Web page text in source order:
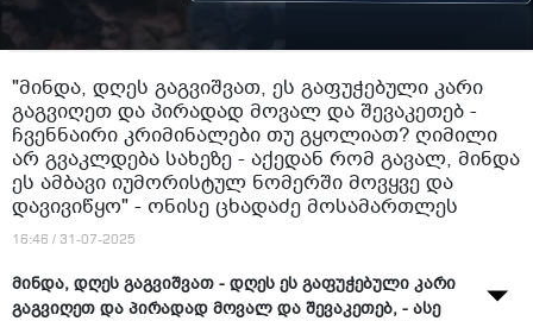
"მინდა, დღეს გაგვიშვათ, ეს გაფუჭებული კარი
გაგვიღეთ და პირადად მოვალ და შევაკეთებ -
ჩვენნაირი კრიმინალები თუ გყოლიათ? ღიმილი
არ გვაკლდება სახეზე - აქედან რომ გავალ, მინდა
ეს ამბავი იუმორისტულ ნომერში მოვყვე და
დავივიწყო" - ონისე ცხადაძე მოსამართლეს
16:46 / 31-07-2025
მინდა, დღეს გაგვიშვათ - დღეს ეს გაფუჭებული კარი
გაგვიღეთ და პირადად მოვალ და შევაკეთებ, - ასე